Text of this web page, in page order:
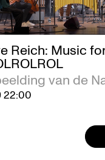
Reich: Music
van de
22:00